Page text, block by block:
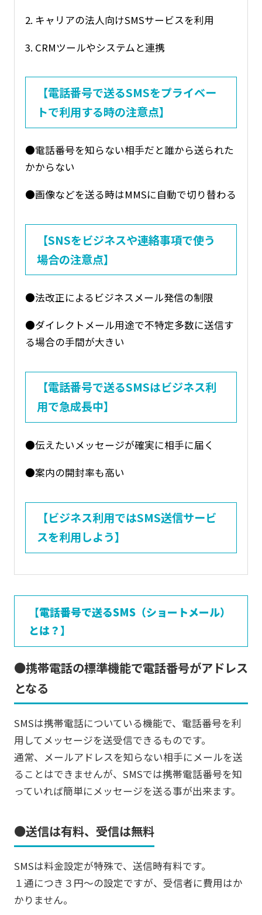
2. キャリアの法人向けSMSサービスを利用
3. CRMツールやシステムと連携
【電話番号で送るSMSをプライベー
トで利用する時の注意点】
●電話番号を知らない相手だと誰から送られた
かからない
●画像などを送る時はMMSに自動で切り替わる
【SNSをビジネスや連絡事項で使う
場合の注意点】
●法改正によるビジネスメール発信の制限
●ダイレクトメール用途で不特定多数に送信す
る場合の手間が大きい
【電話番号で送るSMSはビジネス利
用で急成長中】
●伝えたいメッセージが確実に相手に届く
●案内の開封率も高い
【ビジネス利用ではSMS送信サービ
スを利用しよう】
【電話番号で送るSMS（ショートメール）
とは？】
●携帯電話の標準機能で電話番号がアドレス
となる
SMSは携帯電話についている機能で、電話番号を利
用してメッセージを送受信できるものです。
通常、メールアドレスを知らない相手にメールを送
ることはできませんが、SMSでは携帯電話番号を知
っていれば簡単にメッセージを送る事が出来ます。
●送信は有料、受信は無料
SMSは料金設定が特殊で、送信時有料です。
１通につき３円～の設定ですが、受信者に費用はか
かりません。